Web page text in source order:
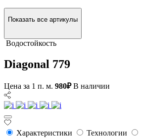
Показать все артикулы
Водостойкость
Diagonal 779
Цена за 1 п. м. 980₽ В наличии
Характеристики Технологии